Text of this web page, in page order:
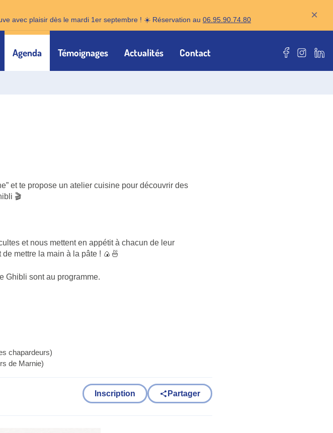
avec plaisir dès le mardi 1er septembre ! ☀️ Réservation au 06.95.90.74.80 ×
Agenda Témoignages Actualités Contact Notre page
Notre
et te propose un atelier cuisine pour découvrir des
🎬
et nous mettent en appétit à chacun de leur
mettre la main à la pâte ! 🍙🍜
Ghibli sont au programme.
chapardeurs)
de Marnie)
Inscription Partager